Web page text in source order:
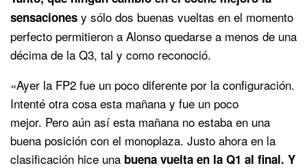
sensaciones y sólo dos buenas vueltas en el momento
perfecto permitieron a Alonso quedarse a menos de una
décima de la Q3, tal y como reconoció.
«Ayer la FP2 fue un poco diferente por la configuración.
Intenté otra cosa esta mañana y fue un poco
mejor. Pero aún así esta mañana no estaba en una
buena posición con el monoplaza. Justo ahora en la
clasificación hice una buena vuelta en la Q1 al final. Y